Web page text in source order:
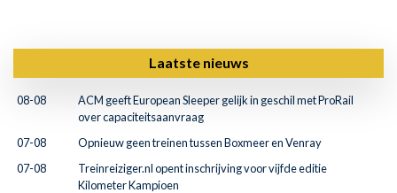
Laatste nieuws
08-08
ACM geeft European Sleeper gelijk in geschil met ProRail
over capaciteitsaanvraag
07-08
Opnieuw geen treinen tussen Boxmeer en Venray
07-08
Treinreiziger.nl opent inschrijving voor vijfde editie
Kilometer Kampioen